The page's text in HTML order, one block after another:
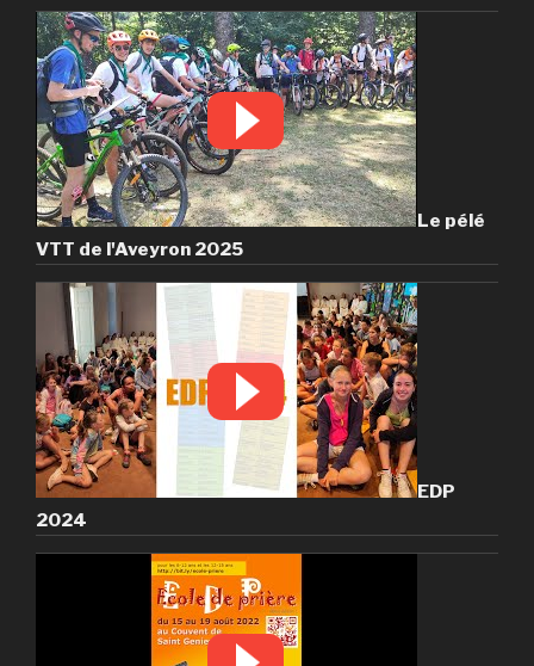
Le pélé
VTT de l'Aveyron 2025
EDP
2024